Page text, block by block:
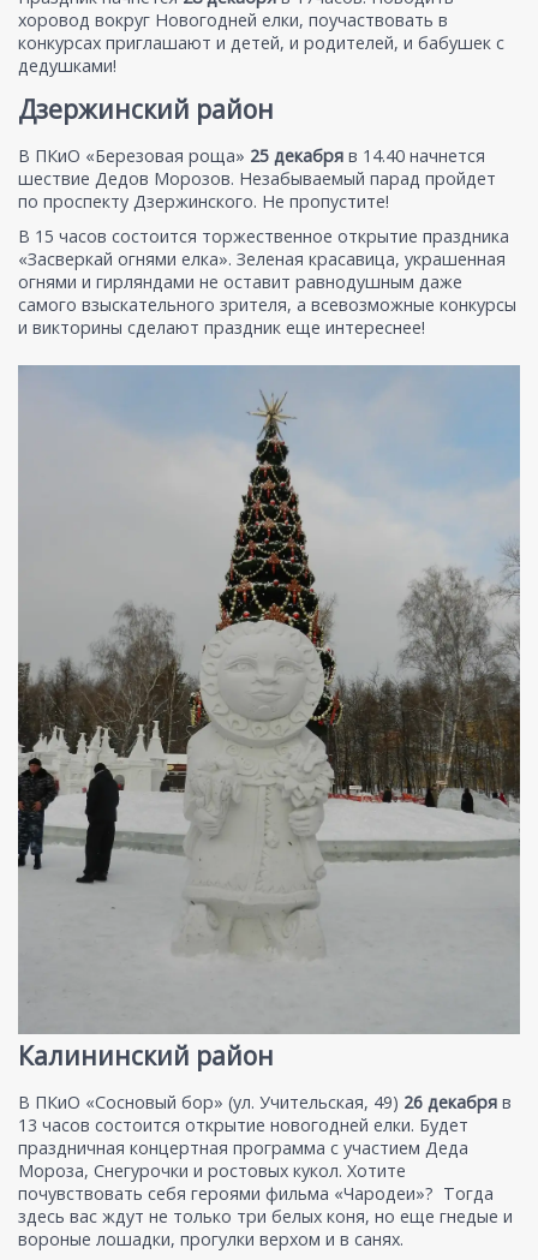
хоровод вокруг Новогодней елки, поучаствовать в
конкурсах приглашают и детей, и родителей, и бабушек с
дедушками!
Дзержинский район
В ПКиО «Березовая роща» 25 декабря в 14.40 начнется
шествие Дедов Морозов. Незабываемый парад пройдет
по проспекту Дзержинского. Не пропустите!
В 15 часов состоится торжественное открытие праздника
«Засверкай огнями елка». Зеленая красавица, украшенная
огнями и гирляндами не оставит равнодушным даже
самого взыскательного зрителя, а всевозможные конкурсы
и викторины сделают праздник еще интереснее!
Калининский район
В ПКиО «Сосновый бор» (ул. Учительская, 49) 26 декабря в
13 часов состоится открытие новогодней елки. Будет
праздничная концертная программа с участием Деда
Мороза, Снегурочки и ростовых кукол. Хотите
почувствовать себя героями фильма «Чародеи»? Тогда
здесь вас ждут не только три белых коня, но еще гнедые и
вороные лошадки, прогулки верхом и в санях.